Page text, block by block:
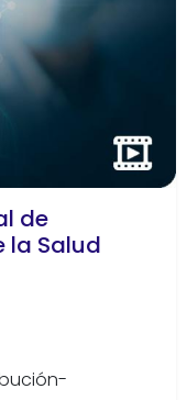
de
la Salud